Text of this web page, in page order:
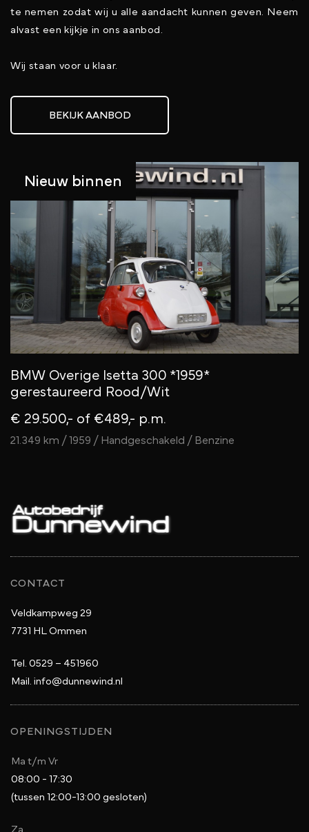
te nemen zodat wij u alle aandacht kunnen geven. Neem
alvast een kijkje in ons aanbod.
Wij staan voor u klaar.
BEKIJK AANBOD
BMW Overige Isetta 300 *1959*
gerestaureerd Rood/Wit
€ 29.500,- of €489,- p.m.
21.349 km / 1959 / Handgeschakeld / Benzine
Nieuw binnen
CONTACT
Veldkampweg 29
7731 HL Ommen
Tel. 0529 – 451960
Mail. info@dunnewind.nl
OPENINGSTIJDEN
Ma t/m Vr
08:00 - 17:30
(tussen 12:00-13:00 gesloten)
Za